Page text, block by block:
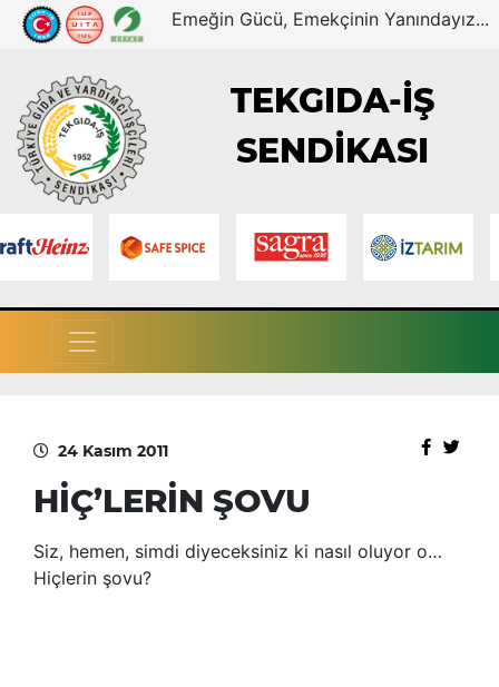
Emeğin Gücü, Emekçinin Yanındayız...
TEKGIDA-İŞ
SENDİKASI
24 Kasım 2011
HİÇ’LERİN ŞOVU
Siz, hemen, simdi diyeceksiniz ki nasıl oluyor o…
Hiçlerin şovu?